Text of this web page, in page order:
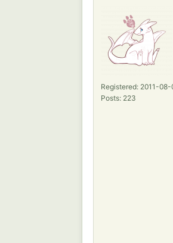
Registered: 2011-08-
Posts: 223